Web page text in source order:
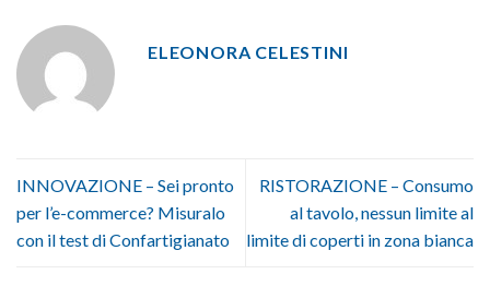
ELEONORA CELESTINI
INNOVAZIONE – Sei pronto
per l’e-commerce? Misuralo
con il test di Confartigianato
RISTORAZIONE – Consumo
al tavolo, nessun limite al
limite di coperti in zona bianca